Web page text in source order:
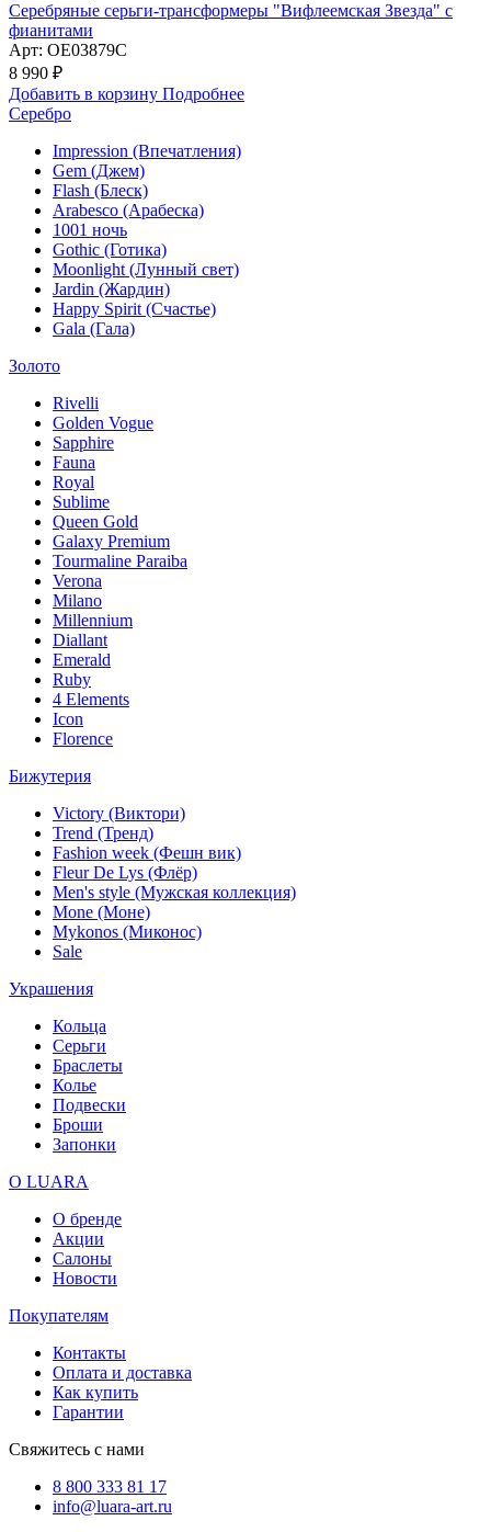
Серебряные серьги-трансформеры "Вифлеемская Звезда" с
фианитами
Арт: OE03879C
8 990 ₽
Добавить в корзину Подробнее
Серебро
Impression (Впечатления)
Gem (Джем)
Flash (Блеск)
Arabesco (Арабеска)
1001 ночь
Gothic (Готика)
Moonlight (Лунный свет)
Jardin (Жардин)
Happy Spirit (Счастье)
Gala (Гала)
Золото
Rivelli
Golden Vogue
Sapphire
Fauna
Royal
Sublime
Queen Gold
Galaxy Premium
Tourmaline Paraiba
Verona
Milano
Millennium
Diallant
Emerald
Ruby
4 Elements
Icon
Florence
Бижутерия
Victory (Виктори)
Trend (Тренд)
Fashion week (Фешн вик)
Fleur De Lys (Флёр)
Men's style (Мужская коллекция)
Mone (Моне)
Mykonos (Миконос)
Sale
Украшения
Кольца
Серьги
Браслеты
Колье
Подвески
Броши
Запонки
О LUARA
О бренде
Акции
Салоны
Новости
Покупателям
Контакты
Оплата и доставка
Как купить
Гарантии
Свяжитесь с нами
8 800 333 81 17
info@luara-art.ru